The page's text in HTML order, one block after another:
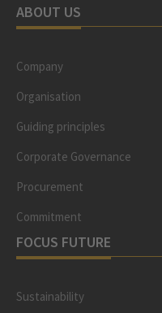
ABOUT US
Company
Organisation
Guiding principles
Corporate Governance
Procurement
Commitment
FOCUS FUTURE
Sustainability